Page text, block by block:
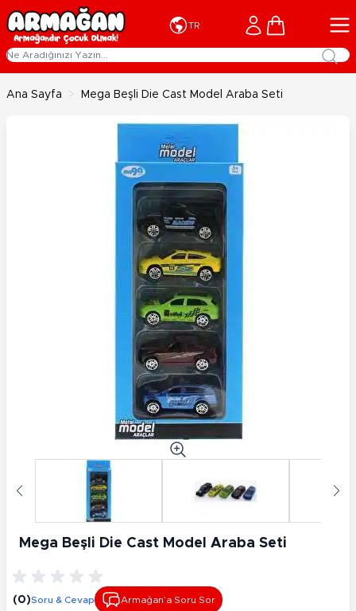
İçeriğe geç
TR Cart
Ana Sayfa > Mega Beşli Die Cast Model Araba Seti
Mega Beşli Die Cast Model Araba Seti
(0)Soru & Cevap Armağan’a Soru Sor